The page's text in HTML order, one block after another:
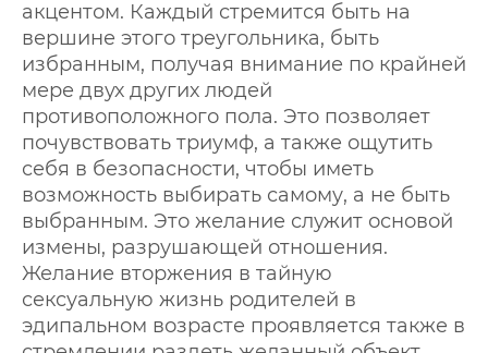
акцентом. Каждый стремится быть на
вершине этого треугольника, быть
избранным, получая внимание по крайней
мере двух других людей
противоположного пола. Это позволяет
почувствовать триумф, а также ощутить
себя в безопасности, чтобы иметь
возможность выбирать самому, а не быть
выбранным. Это желание служит основой
измены, разрушающей отношения.
Желание вторжения в тайную
сексуальную жизнь родителей в
эдипальном возрасте проявляется также в